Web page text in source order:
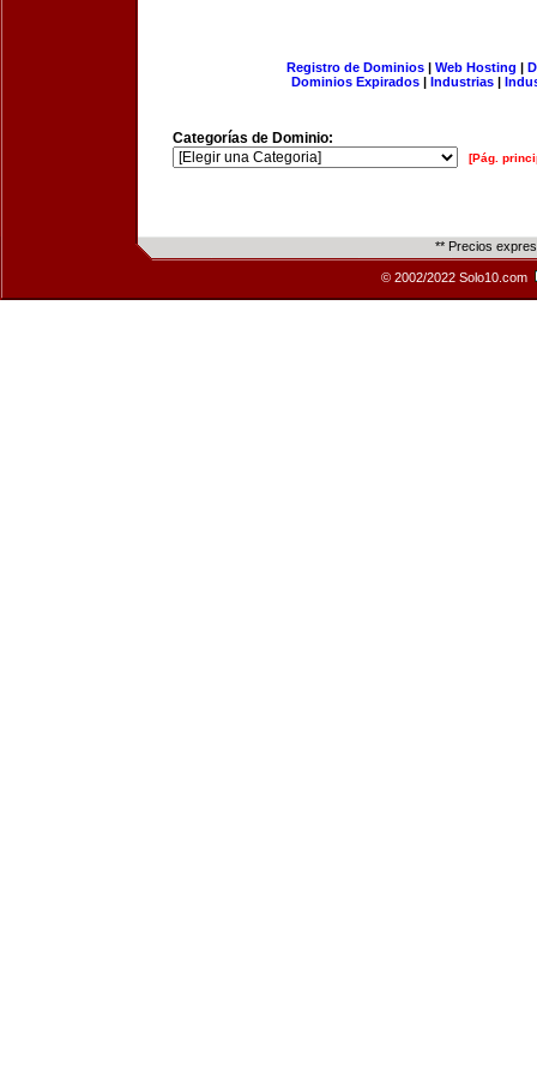
Registro de Dominios| Web Hosting |
Dominios Expirados | Industrias |
Categorías de Dominio:
[Pág.
** Precios
© 2002/2022 Solo10.com